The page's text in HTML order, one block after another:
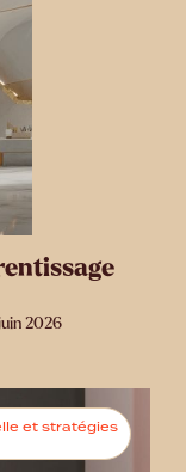
2026
et stratégies